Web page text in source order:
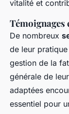
vitalité et
Témoignages
De nombreux
de leur
gestion de la
générale de
adaptées
essentiel pour